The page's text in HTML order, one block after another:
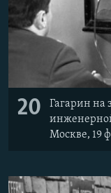
20
Гагарин на
Москве, 19